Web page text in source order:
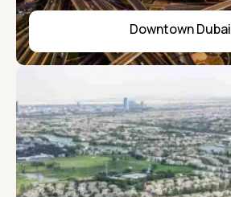
Downtown Dubai